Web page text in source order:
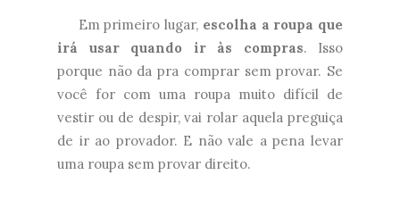
Em primeiro lugar, escolha a roupa que
irá usar quando ir às compras. Isso
porque não da pra comprar sem provar. Se
você for com uma roupa muito difícil de
vestir ou de despir, vai rolar aquela preguiça
de ir ao provador. E não vale a pena levar
uma roupa sem provar direito.